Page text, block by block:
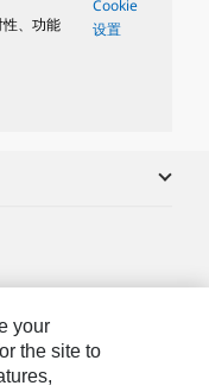
、功能
Cookie
设置
your
the site to